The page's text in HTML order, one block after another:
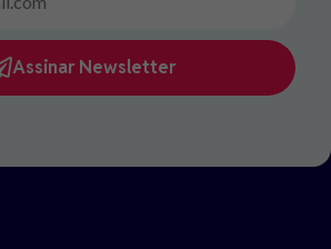
Assinar Newsletter